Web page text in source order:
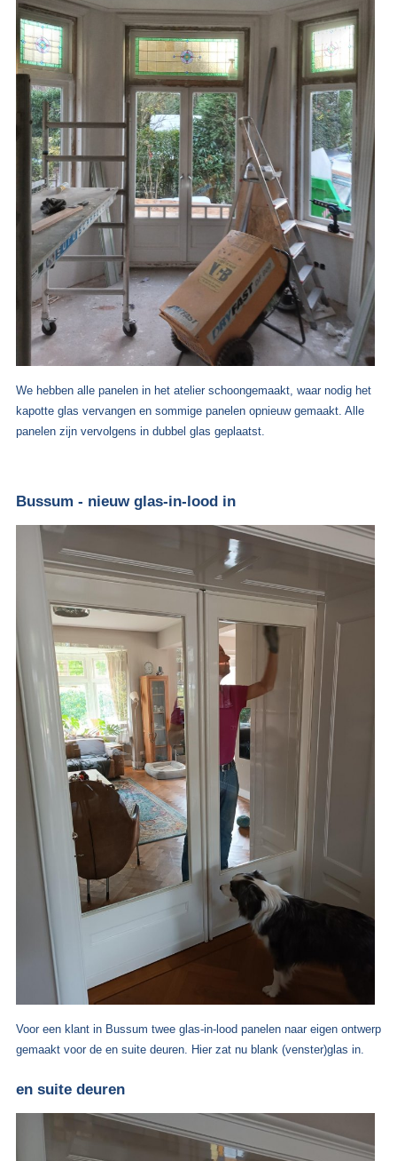
We hebben alle panelen in het atelier schoongemaakt, waar nodig het
kapotte glas vervangen en sommige panelen opnieuw gemaakt. Alle
panelen zijn vervolgens in dubbel glas geplaatst.
Bussum - nieuw glas-in-lood in
Voor een klant in Bussum twee glas-in-lood panelen naar eigen ontwerp
gemaakt voor de en suite deuren. Hier zat nu blank (venster)glas in.
en suite deuren